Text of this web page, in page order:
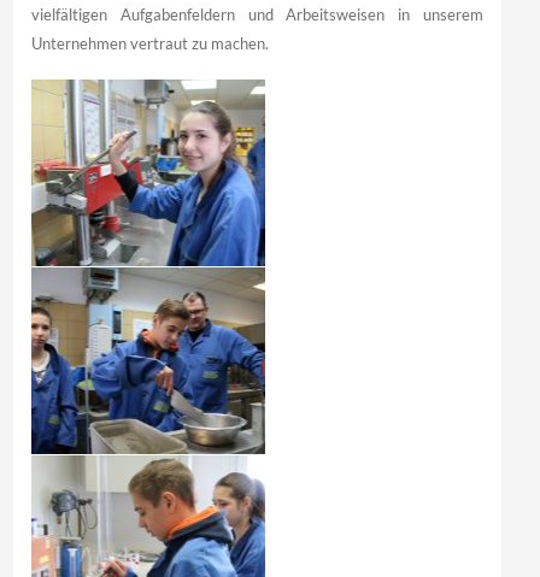
vielfältigen Aufgabenfeldern und Arbeitsweisen in unserem
Unternehmen vertraut zu machen.